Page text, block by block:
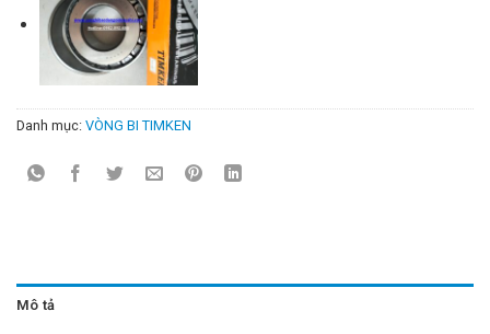
Danh mục: VÒNG BI TIMKEN
Mô tả